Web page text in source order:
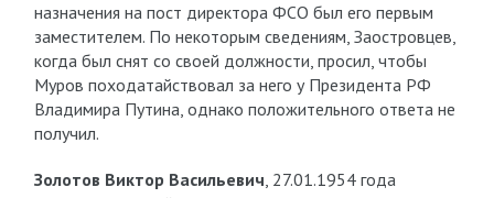
назначения на пост директора ФСО был его первым
заместителем. По некоторым сведениям, Заостровцев,
когда был снят со своей должности, просил, чтобы
Муров походатайствовал за него у Президента РФ
Владимира Путина, однако положительного ответа не
получил.
Золотов Виктор Васильевич, 27.01.1954 года